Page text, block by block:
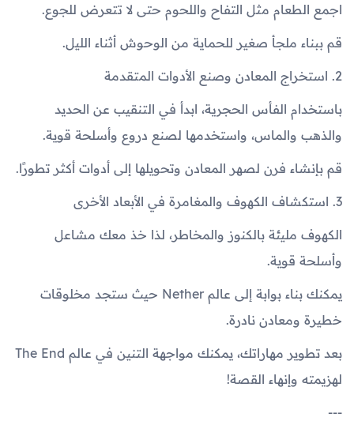
اجمع الطعام مثل التفاح واللحوم حتى لا تتعرض للجوع.
قم ببناء ملجأ صغير للحماية من الوحوش أثناء الليل.
2. استخراج المعادن وصنع الأدوات المتقدمة
باستخدام الفأس الحجرية، ابدأ في التنقيب عن الحديد
والذهب والماس، واستخدمها لصنع دروع وأسلحة قوية.
قم بإنشاء فرن لصهر المعادن وتحويلها إلى أدوات أكثر تطورًا.
3. استكشاف الكهوف والمغامرة في الأبعاد الأخرى
الكهوف مليئة بالكنوز والمخاطر، لذا خذ معك مشاعل
وأسلحة قوية.
يمكنك بناء بوابة إلى عالم Nether حيث ستجد مخلوقات
خطيرة ومعادن نادرة.
بعد تطوير مهاراتك، يمكنك مواجهة التنين في عالم The End
لهزيمته وإنهاء القصة!
---